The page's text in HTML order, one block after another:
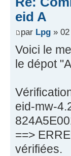
eid A
par Lpg »
Voici le
le dépot
eid-mw-
==>
vérifiées.